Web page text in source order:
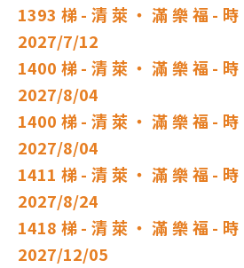
1393 梯-清萊‧滿樂福-時
2027/7/12
1400 梯-清萊‧滿樂福-時
2027/8/04
1400 梯-清萊‧滿樂福-時
2027/8/04
1411 梯-清萊‧滿樂福-時
2027/8/24
1418梯-清萊‧滿樂福-時
2027/12/05